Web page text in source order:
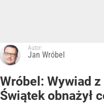
Autor:
Jan Wróbel
Wróbel: Wywiad z
Świątek obnażył